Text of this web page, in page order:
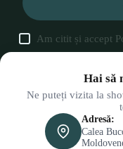
Am citit și accept
Hai să
Ne puteți vizita la
Adresă:
Calea